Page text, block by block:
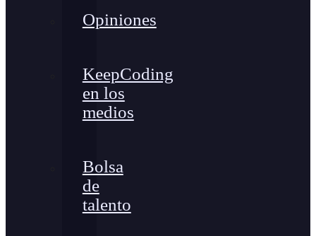
Opiniones
KeepCoding
en los
medios
Bolsa
de
talento